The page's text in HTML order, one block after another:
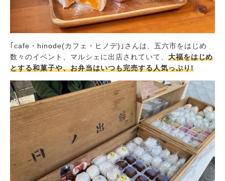
｢cafe・hinode(カフェ・ヒノデ)｣さんは、五六市をはじめ
数々のイベント、マルシェに出店されていて、 大福をはじめ
とする和菓子や、お弁当はいつも完売する人気っぷり!